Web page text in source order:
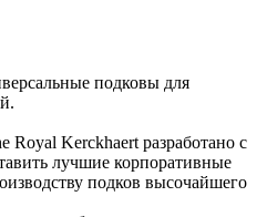
подковы для
Royal Kerckhaert разработано с
лучшие корпоративные
подков высочайшего